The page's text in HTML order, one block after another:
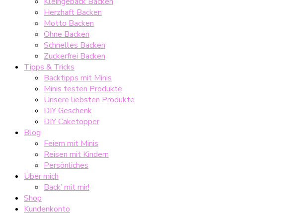
Herzhaft Backen
Motto Backen
Ohne Backen
Schnelles Backen
Zuckerfrei Backen
Tipps & Tricks
Backtipps mit Minis
Minis testen Produkte
Unsere liebsten Produkte
DIY Geschenk
DIY Caketopper
Blog
Feiern mit Minis
Reisen mit Kindern
Persönliches
Über mich
Back’ mit mir!
Shop
Kundenkonto